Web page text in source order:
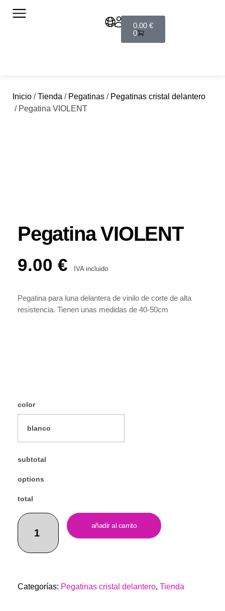
0.00 €
0
Inicio /Tienda / Pegatinas / Pegatinas cristal delantero
/ Pegatina VIOLENT
Pegatina VIOLENT
9.00 € IVA incluido
Pegatina para luna delantera de vinilo de corte de alta
resistencia. Tienen unas medidas de 40-50cm
color
subtotal
options
total
añadir al carrito
Categorías: Pegatinas cristal delantero, Tienda